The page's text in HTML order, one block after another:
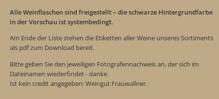
Alle Weinflaschen sind freigestellt – die schwarze Hintergrundfarbe
in der Vorschau ist systembedingt.
Am Ende der Liste stehen die Etiketten aller Weine unseres Sortiments
als pdf zum Download bereit.
Bitte geben Sie den jeweiligen Fotografennachweis an, der sich im
Dateinamen wiederfindet - danke.
Ist kein credit angegeben: Weingut Frauwallner.